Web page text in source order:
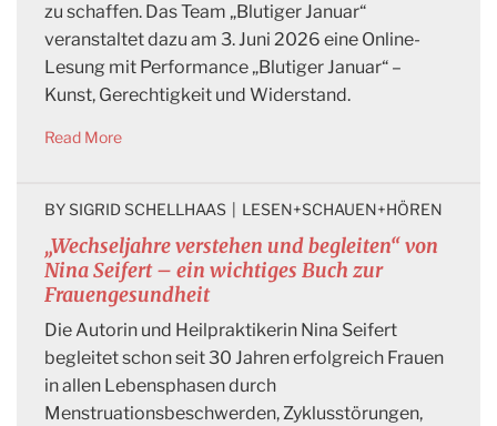
zu schaffen. Das Team „Blutiger Januar“
veranstaltet dazu am 3. Juni 2026 eine Online-
Lesung mit Performance „Blutiger Januar“ –
Kunst, Gerechtigkeit und Widerstand.
Read More
„Wechseljahre verstehen und begleiten“ von
Nina Seifert – ein wichtiges Buch zur
Frauengesundheit
BY SIGRID SCHELLHAAS LESEN+SCHAUEN+HÖREN
Die Autorin und Heilpraktikerin Nina Seifert
begleitet schon seit 30 Jahren erfolgreich Frauen
in allen Lebensphasen durch
Menstruationsbeschwerden, Zyklusstörungen,